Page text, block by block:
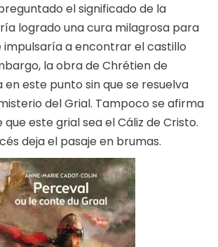
el significado de la
logrado una cura milagrosa para
impulsaría a encontrar el castillo
la obra de Chrétien de
este punto sin que se resuelva
del Grial. Tampoco se afirma
este grial sea el Cáliz de Cristo.
deja el pasaje en brumas.